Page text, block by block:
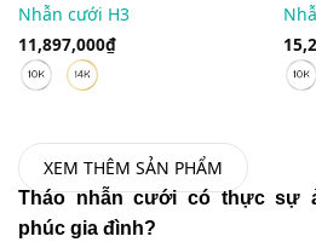
Nhẫn cưới H3
11,897,000₫
XEM THÊM SẢN PHẨM
Tháo nhẫn cưới có thực sự
phúc gia đình?